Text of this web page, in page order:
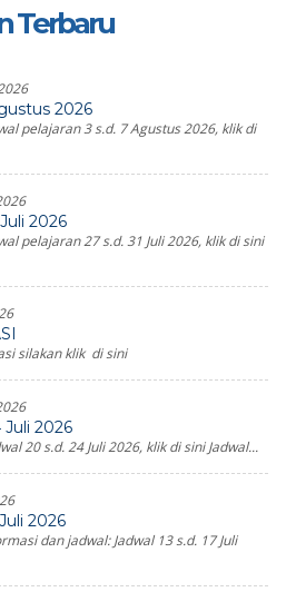
Terbaru
2026
pelajaran 3 s.d. 7 Agustus 2026, klik di
2026
pelajaran 27 s.d. 31 Juli 2026, klik di sini
silakan klik di sini
Juli 2026
20 s.d. 24 Juli 2026, klik di sini Jadwal...
2026
dan jadwal: Jadwal 13 s.d. 17 Juli